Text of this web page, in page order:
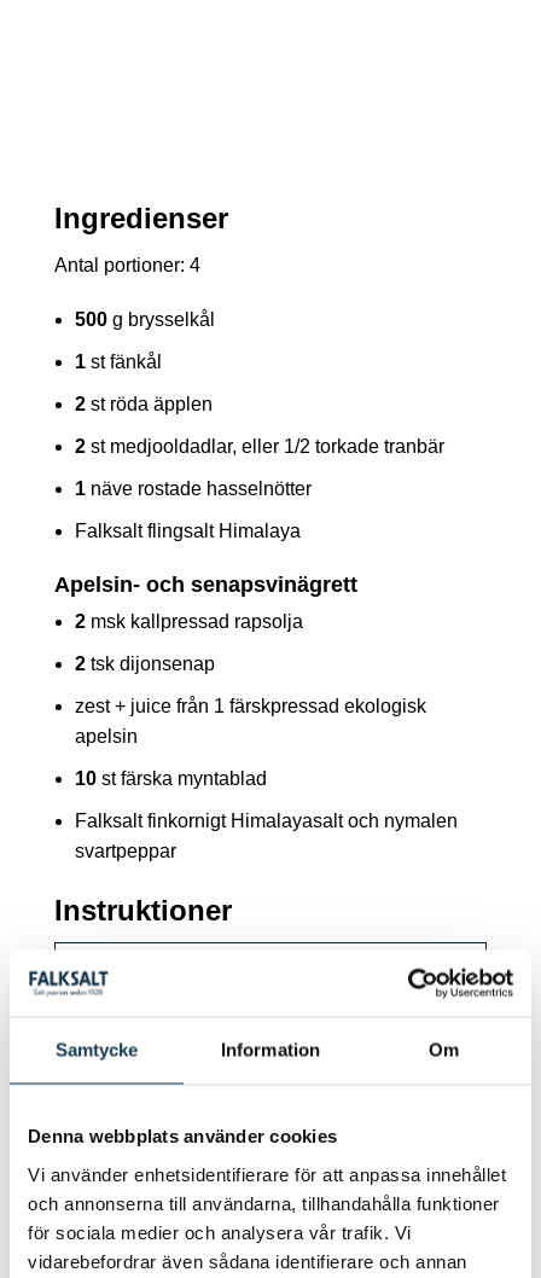
Samtycke Information Om
Denna webbplats använder cookies
Vi använder enhetsidentifierare för att anpassa innehållet
och annonserna till användarna, tillhandahålla funktioner
för sociala medier och analysera vår trafik. Vi
vidarebefordrar även sådana identifierare och annan
Ingredienser
Antal portioner: 4
500 g brysselkål
1 st fänkål
2 st röda äpplen
2 st medjooldadlar, eller 1/2 torkade tranbär
1 näve rostade hasselnötter
Falksalt flingsalt Himalaya
Apelsin- och senapsvinägrett
2 msk kallpressad rapsolja
2 tsk dijonsenap
zest + juice från 1 färskpressad ekologisk
apelsin
10 st färska myntablad
Falksalt finkornigt Himalayasalt och nymalen
svartpeppar
Instruktioner
1
2
Skär bort nedersta biten av rotbiten
de yttre bladen, om de ser tråkiga ut.
Dela större brysselkål på mitten.
Lägg alla på en ugnsplåt, blanda
med lite olja och en nypa salt. Rosta
i mitten av ugnen i 15-20 minuter,